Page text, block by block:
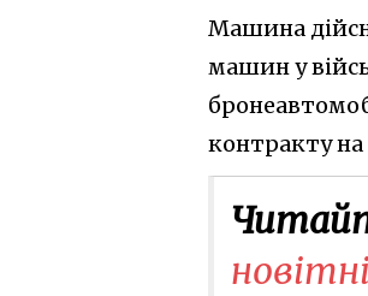
Машина
машин у
контракту